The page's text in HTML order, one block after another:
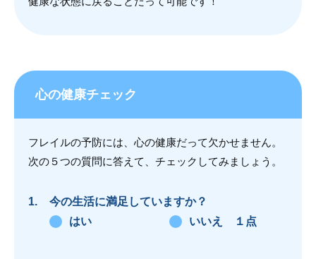
心の健康チェック
フレイルの予防には、心の健康だって欠かせません。
次の５つの質問に答えて、チェックしてみましょう。
今の生活に満足していますか？
はい
いいえ １点